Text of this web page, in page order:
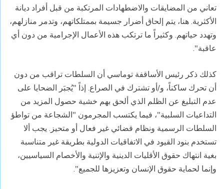
تعاني من المضايقات والاضطهادات المرتكبة من قبل أفراد ديانة
الأكثرية. هنا، يتم إلحاق أضرار جسيمة بممتلكاتهم، وتدمر منازلهم،
وتهدد حياتهم. وكثيراً ما ترتكب هذه الأعمال الإجرامية من دون أي
عاقبة".
كذلك ذكر رئيس الأساقفة توماسي أن السلطات تراقب من دون
أن تحرك ساكناً، و/أو تشترك في الصراع. إذاً "يُجبَر الضحايا على
عدم التبليغ عن الظلم الذي ألحق بهم خشية حصول المزيد من
التداعيات السلبية"، فيما يكتسب المجرمون "الشجاعة من تواطؤ
السلطات الرسمية ونظام قضائي غير فعال أو متحيز. يجب ألا
تستخدم بنود القيود في الاتفاقيات الدولية بطريقة غير متناسبة
بغية انتهاك حقوق الأقليات الدينية والإتنية والأخصام السياسيين،
وإنما لحماية حقوق الإنسان وتعزيزها للجميع".